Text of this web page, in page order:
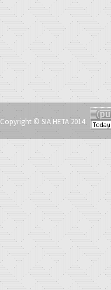
Copyright © SIA HETA 2014